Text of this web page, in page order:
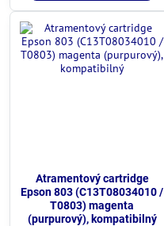
Atramentový cartridge
Epson 803 (C13T08034010 /
T0803) magenta
(purpurový), kompatibilný